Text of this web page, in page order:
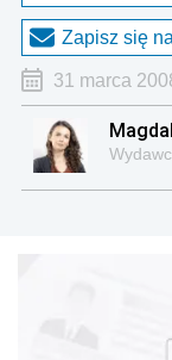
Zapisz się
31 marca